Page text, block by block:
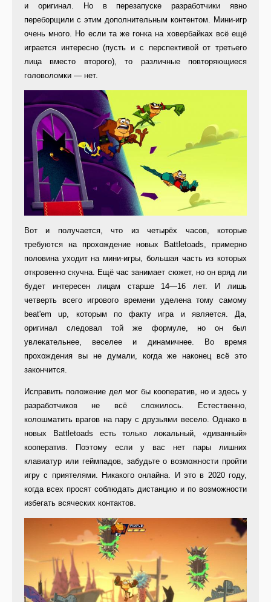
и оригинал. Но в перезапуске разработчики явно
переборщили с этим дополнительным контентом. Мини-игр
очень много. Но если та же гонка на ховербайках всё ещё
играется интересно (пусть и с перспективой от третьего
лица вместо второго), то различные повторяющиеся
головоломки — нет.
Вот и получается, что из четырёх часов, которые
требуются на прохождение новых Battletoads, примерно
половина уходит на мини-игры, большая часть из которых
откровенно скучна. Ещё час занимает сюжет, но он вряд ли
будет интересен лицам старше 14—16 лет. И лишь
четверть всего игрового времени уделена тому самому
beat'em up, которым по факту игра и является. Да,
оригинал следовал той же формуле, но он был
увлекательнее, веселее и динамичнее. Во время
прохождения вы не думали, когда же наконец всё это
закончится.
Исправить положение дел мог бы кооператив, но и здесь у
разработчиков не всё сложилось. Естественно,
колошматить врагов на пару с друзьями весело. Однако в
новых Battletoads есть только локальный, «диванный»
кооператив. Поэтому если у вас нет пары лишних
клавиатур или геймпадов, забудьте о возможности пройти
игру с приятелями. Никакого онлайна. И это в 2020 году,
когда всех просят соблюдать дистанцию и по возможности
избегать всяческих контактов.